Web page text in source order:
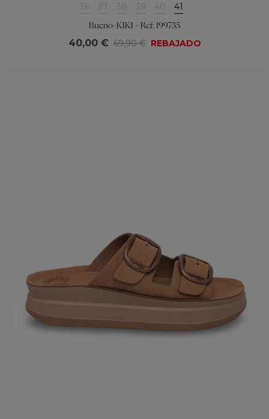
36 37 38 39 40 41
Bueno-KIKI - Ref: 199735
40,00 € 69,90 € REBAJADO